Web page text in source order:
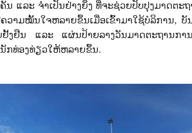
ນ ແລະ ຈໍາເປັນຢ່າງຍິ່ງ ທີ່ຈະຊ່ວຍປັບປຸງມາດຕ
ວາມໝັ້ນໃຈຫລາຍຂຶ້ນເມື່ອເຂົ້າມາໃຊ້ບໍລິການ, ບັ
ງຢືນ ແລະ ແຜ່ນປ້າຍລາງວັນມາດຕະຖານກາ
ກທ່ອງທ່ຽວໃຫ້ຫລາຍຂຶ້ນ.